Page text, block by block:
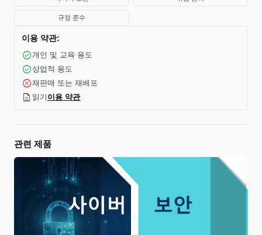
규정 준수
이용 약관:
check_circle 개인 및 교육 용도
check_circle상업적 용도
cancel재판매 또는 재배포
description 읽기 이용 약관
관련 제품